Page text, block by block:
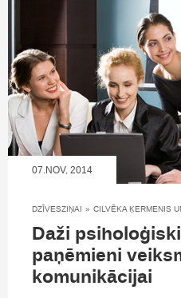
07.NOV, 2014
DZĪVESZIŅAI » CILVĒKA ĶERMENIS
Daži
paņēmieni
komunikācijai